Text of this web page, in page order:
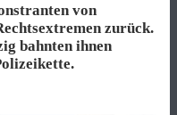
von
zurück.
bahnten ihnen